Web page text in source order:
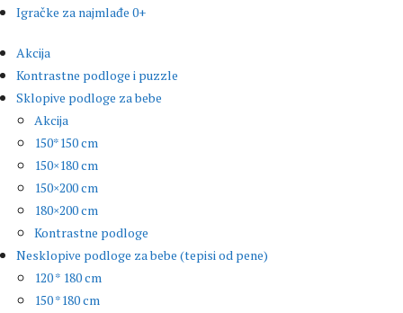
Igračke za najmlađe 0+
Akcija
Kontrastne podloge i puzzle
Sklopive podloge za bebe
Akcija
150*150 cm
150×180 cm
150×200 cm
180×200 cm
Kontrastne podloge
Nesklopive podloge za bebe (tepisi od pene)
120 * 180 cm
150 *180 cm